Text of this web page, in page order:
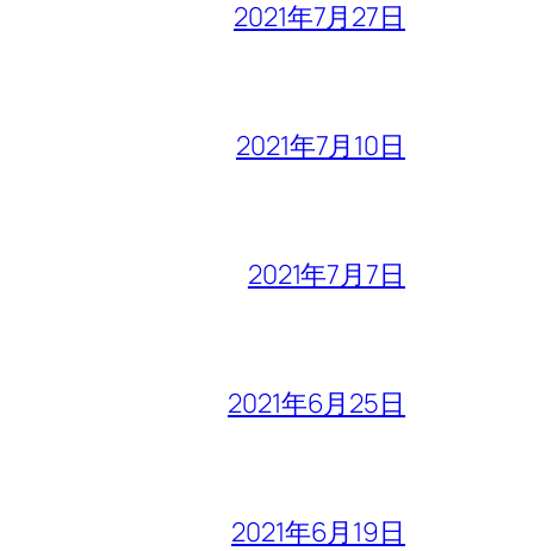
2021年7月27日
2021年7月10日
2021年7月7日
2021年6月25日
2021年6月19日